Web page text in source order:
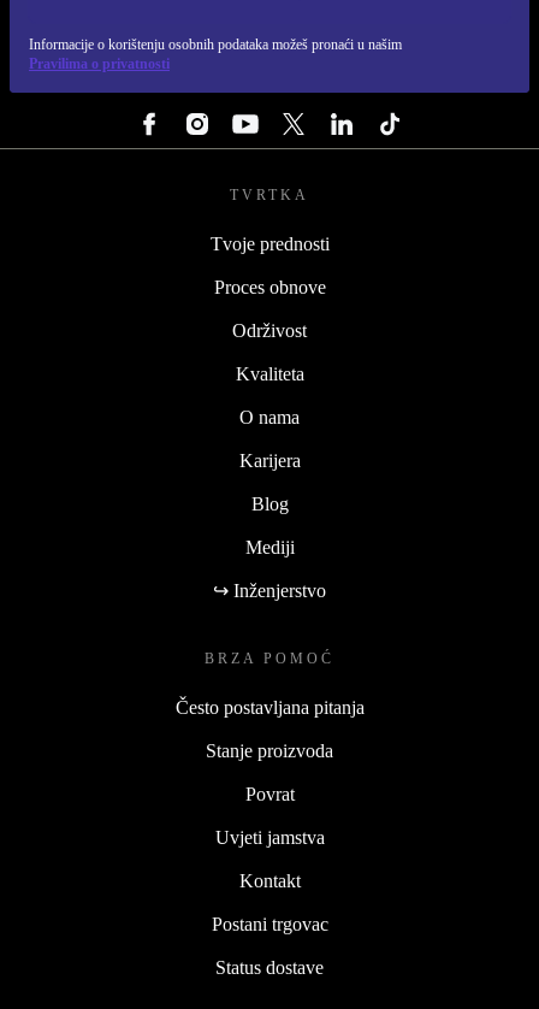
Informacije o korištenju osobnih podataka možeš pronaći u našim
Pravilima o privatnosti
TVRTKA
Tvoje prednosti
Proces obnove
Održivost
Kvaliteta
O nama
Karijera
Blog
Mediji
↪ Inženjerstvo
BRZA POMOĆ
Često postavljana pitanja
Stanje proizvoda
Povrat
Uvjeti jamstva
Kontakt
Postani trgovac
Status dostave